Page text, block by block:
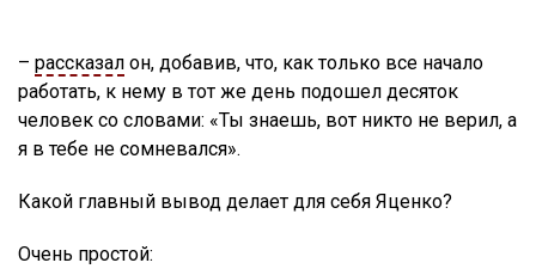
– рассказал он, добавив, что, как только все начало
работать, к нему в тот же день подошел десяток
человек со словами: «Ты знаешь, вот никто не верил, а
я в тебе не сомневался».
Какой главный вывод делает для себя Яценко?
Очень простой: